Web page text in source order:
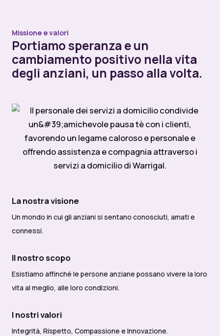
Missione e valori
Portiamo speranza e un
cambiamento positivo nella vita
degli anziani, un passo alla volta.
La nostra visione
Un mondo in cui gli anziani si sentano conosciuti, amati e
connessi.
Il nostro scopo
Esistiamo affinché le persone anziane possano vivere la loro
vita al meglio, alle loro condizioni.
I nostri valori
Integrità, Rispetto, Compassione e Innovazione.